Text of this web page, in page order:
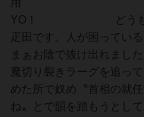
用 権力乱
YO！ どうも警視
疋田です。人が困ってい
まぁお陰で抜け出れまし
魔切り裂きラーグを追っ
めた所で奴め〝首相の就
ね〟とで韻を踏もうとし